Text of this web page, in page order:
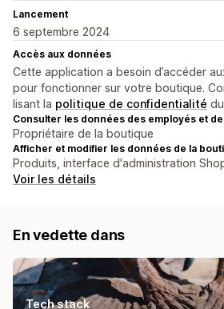
Lancement
6 septembre 2024
Accès aux données
Cette application a besoin d’accéder
pour fonctionner sur votre boutique.
lisant la politique de confidentialité
Consulter les données des employés et
Propriétaire de la boutique
Afficher et modifier les données de la
Produits, interface d'administration
Voir les détails
En vedette dans
Tech stack